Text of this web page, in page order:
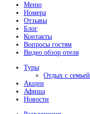
Меню
Номера
Отзывы
Блог
Контакты
Вопросы гостям
Видео обзор отеля
Туры
Отдых с семьей
Акции
Афиша
Новости